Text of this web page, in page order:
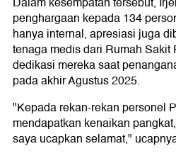
penghargaan kepada 134
hanya internal, apresiasi juga
tenaga medis dari Rumah
dedikasi mereka saat
pada akhir Agustus 2025.
"Kepada rekan-rekan personel
mendapatkan kenaikan
saya ucapkan selamat,"